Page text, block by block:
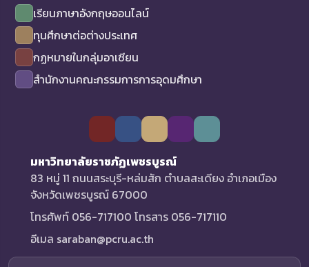
เรียนภาษาอังกฤษออนไลน์
ทุนศึกษาต่อต่างประเทศ
กฏหมายในกลุ่มอาเซียน
สำนักงานคณะกรรมการการอุดมศึกษา
มหาวิทยาลัยราชภัฏเพชรบูรณ์
83 หมู่ 11 ถนนสระบุรี-หล่มสัก ตำบลสะเดียง อำเภอเมือง
จังหวัดเพชรบูรณ์ 67000
โทรศัพท์ 056-717100 โทรสาร 056-717110
อีเมล saraban@pcru.ac.th